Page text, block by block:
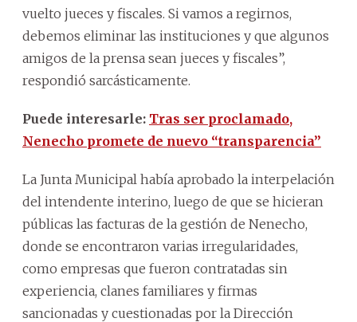
vuelto jueces y fiscales. Si vamos a regirnos,
debemos eliminar las instituciones y que algunos
amigos de la prensa sean jueces y fiscales”,
respondió sarcásticamente.
Puede interesarle: Tras ser proclamado,
Nenecho promete de nuevo “transparencia”
La Junta Municipal había aprobado la interpelación
del intendente interino, luego de que se hicieran
públicas las facturas de la gestión de Nenecho,
donde se encontraron varias irregularidades,
como empresas que fueron contratadas sin
experiencia, clanes familiares y firmas
sancionadas y cuestionadas por la Dirección